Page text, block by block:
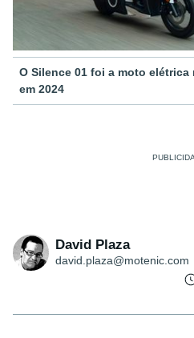
O Silence 01 foi a moto
em 2024
David Plaza
david.plaza@motenic.com